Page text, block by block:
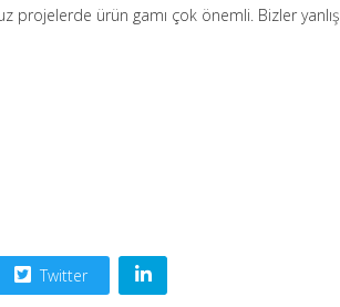
projelerde ürün gamı çok önemli. Bizler yanlış
Twitter